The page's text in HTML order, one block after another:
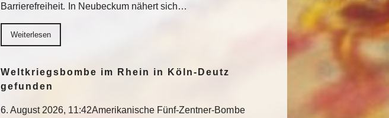
Barrierefreiheit. In Neubeckum nähert sich…
Weiterlesen
Weltkriegsbombe im Rhein in Köln-Deutz
gefunden
6. August 2026, 11:42Amerikanische Fünf-Zentner-Bombe